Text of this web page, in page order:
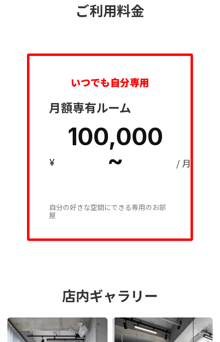
ご利用料金
いつでも自分専用
月額専有ルーム
¥
100,000
~
/ 月
自分の好きな空間にできる専用のお部
屋
店内ギャラリー